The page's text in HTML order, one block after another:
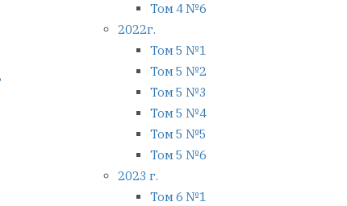
Том 4 №6
2022г.
Том 5 №1
Том 5 №2
Том 5 №3
Том 5 №4
Том 5 №5
Том 5 №6
2023 г.
Том 6 №1